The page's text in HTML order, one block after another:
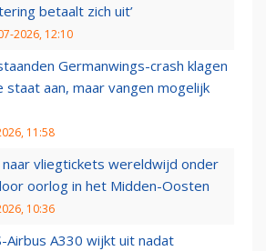
betaalt zich uit’
2026, 12:10
Germanwings-crash klagen
staat aan, maar vangen mogelijk
11:58
naar vliegtickets wereldwijd onder
oorlog in het Midden-Oosten
10:36
Airbus A330 wijkt uit nadat